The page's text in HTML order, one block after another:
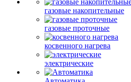
газовые накопительные
газовые проточные
косвенного нагрева
электрические